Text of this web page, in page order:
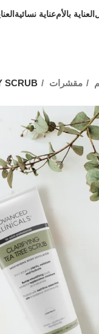
العناية بالأمعناية نسائية
مقشرات SCRUB